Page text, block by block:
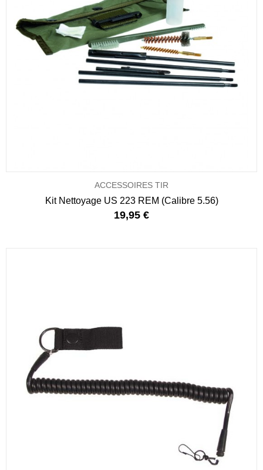
ACCESSOIRES TIR
Kit Nettoyage US 223 REM (Calibre 5.56)
19,95 €